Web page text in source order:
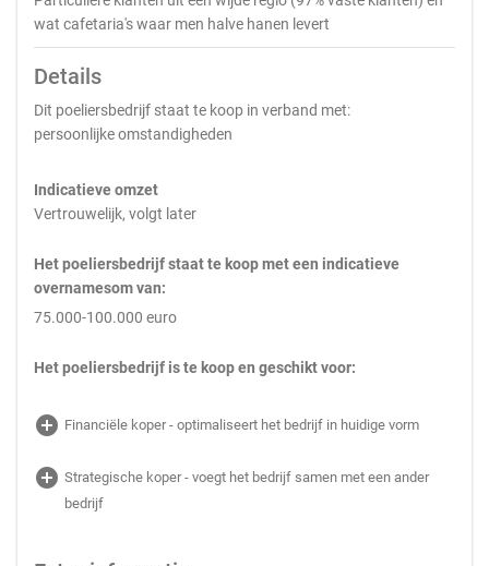
wat cafetaria's waar men halve hanen levert
Details
Dit poeliersbedrijf staat te koop in verband met:
persoonlijke omstandigheden
Indicatieve omzet
Vertrouwelijk, volgt later
Het poeliersbedrijf staat te koop met een indicatieve
overnamesom van:
75.000-100.000 euro
Het poeliersbedrijf is te koop en geschikt voor:
add_circle Financiële koper - optimaliseert het bedrijf in huidige vorm
add_circle Strategische koper - voegt het bedrijf samen met een ander
bedrijf